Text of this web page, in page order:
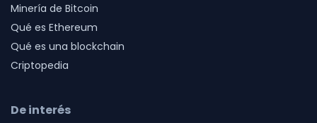
Minería de Bitcoin
Qué es Ethereum
Qué es una blockchain
Criptopedia
De interés